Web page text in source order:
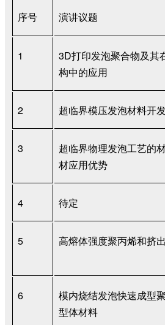
序号 演讲议题
1 3D打印发泡聚合物及其
构中的应用
2 超临界模压发泡材料开
3
超临界物理发泡工艺的
材应用优势
4 待定
5 高熔体强度聚丙烯和挤
6
模内烧结发泡快速成型
型体材料